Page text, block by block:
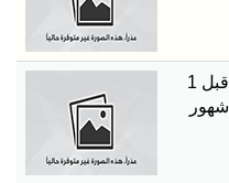
قبل 1
شهور